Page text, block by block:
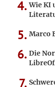
Wie KI
Marco
Die